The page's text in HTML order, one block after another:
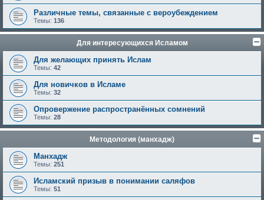
Различные темы, связанные с вероубеждением
Темы: 136
Для интересующихся Исламом
Для желающих принять Ислам
Темы: 42
Для новичков в Исламе
Темы: 32
Опровержение распространённых сомнений
Темы: 28
Методология (манхадж)
Манхадж
Темы: 251
Исламский призыв в понимании саляфов
Темы: 51